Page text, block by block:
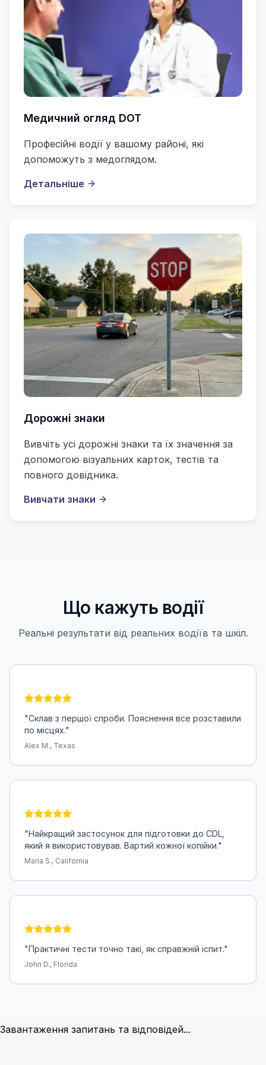
Медичний огляд DOT
Професійні водії у вашому районі, які
допоможуть з медоглядом.
Детальніше
Дорожні знаки
Вивчіть усі дорожні знаки та їх значення за
допомогою візуальних карток, тестів та
повного довідника.
Вивчати знаки
Що кажуть водії
Реальні результати від реальних водіїв та шкіл.
"Склав з першої спроби. Пояснення все розставили
по місцях."
Alex M., Texas
"Найкращий застосунок для підготовки до CDL,
який я використовував. Вартий кожної копійки."
Maria S., California
"Практичні тести точно такі, як справжній іспит."
John D., Florida
Часто задавані питання
Завантаження запитань та відповідей...